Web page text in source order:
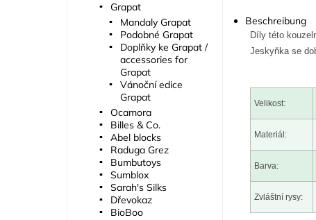
Beschreibung
Díly této
Jeskyňka se
Velikost:
Materiál:
Barva:
Zvláštní rysy:
Grapat
Mandaly Grapat
Podobné Grapat
Doplňky ke Grapat /
accessories for
Grapat
Vánoční edice
Grapat
Ocamora
Billes & Co.
Abel blocks
Raduga Grez
Bumbutoys
Sumblox
Sarah's Silks
Dřevokaz
BioBoo